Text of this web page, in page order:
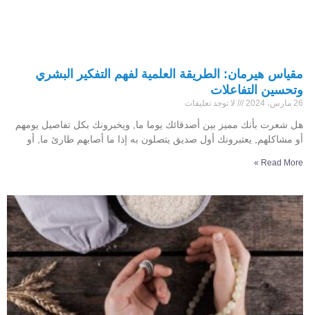
مقياس هيرمان: الطريقة العلمية لفهم التفكير البشري
وتحسين التفاعلات
26 مارس، 2024 لا توجد تعليقات
هل شعرت بأنك مميز بين أصدقائك يوما ما, ويخبرونك بكل تفاصيل يومهم
أو مشاكلهم, يعتبرونك أول صديق يتصلون به إذا ما أصابهم طارئ ما, أو
Read More »